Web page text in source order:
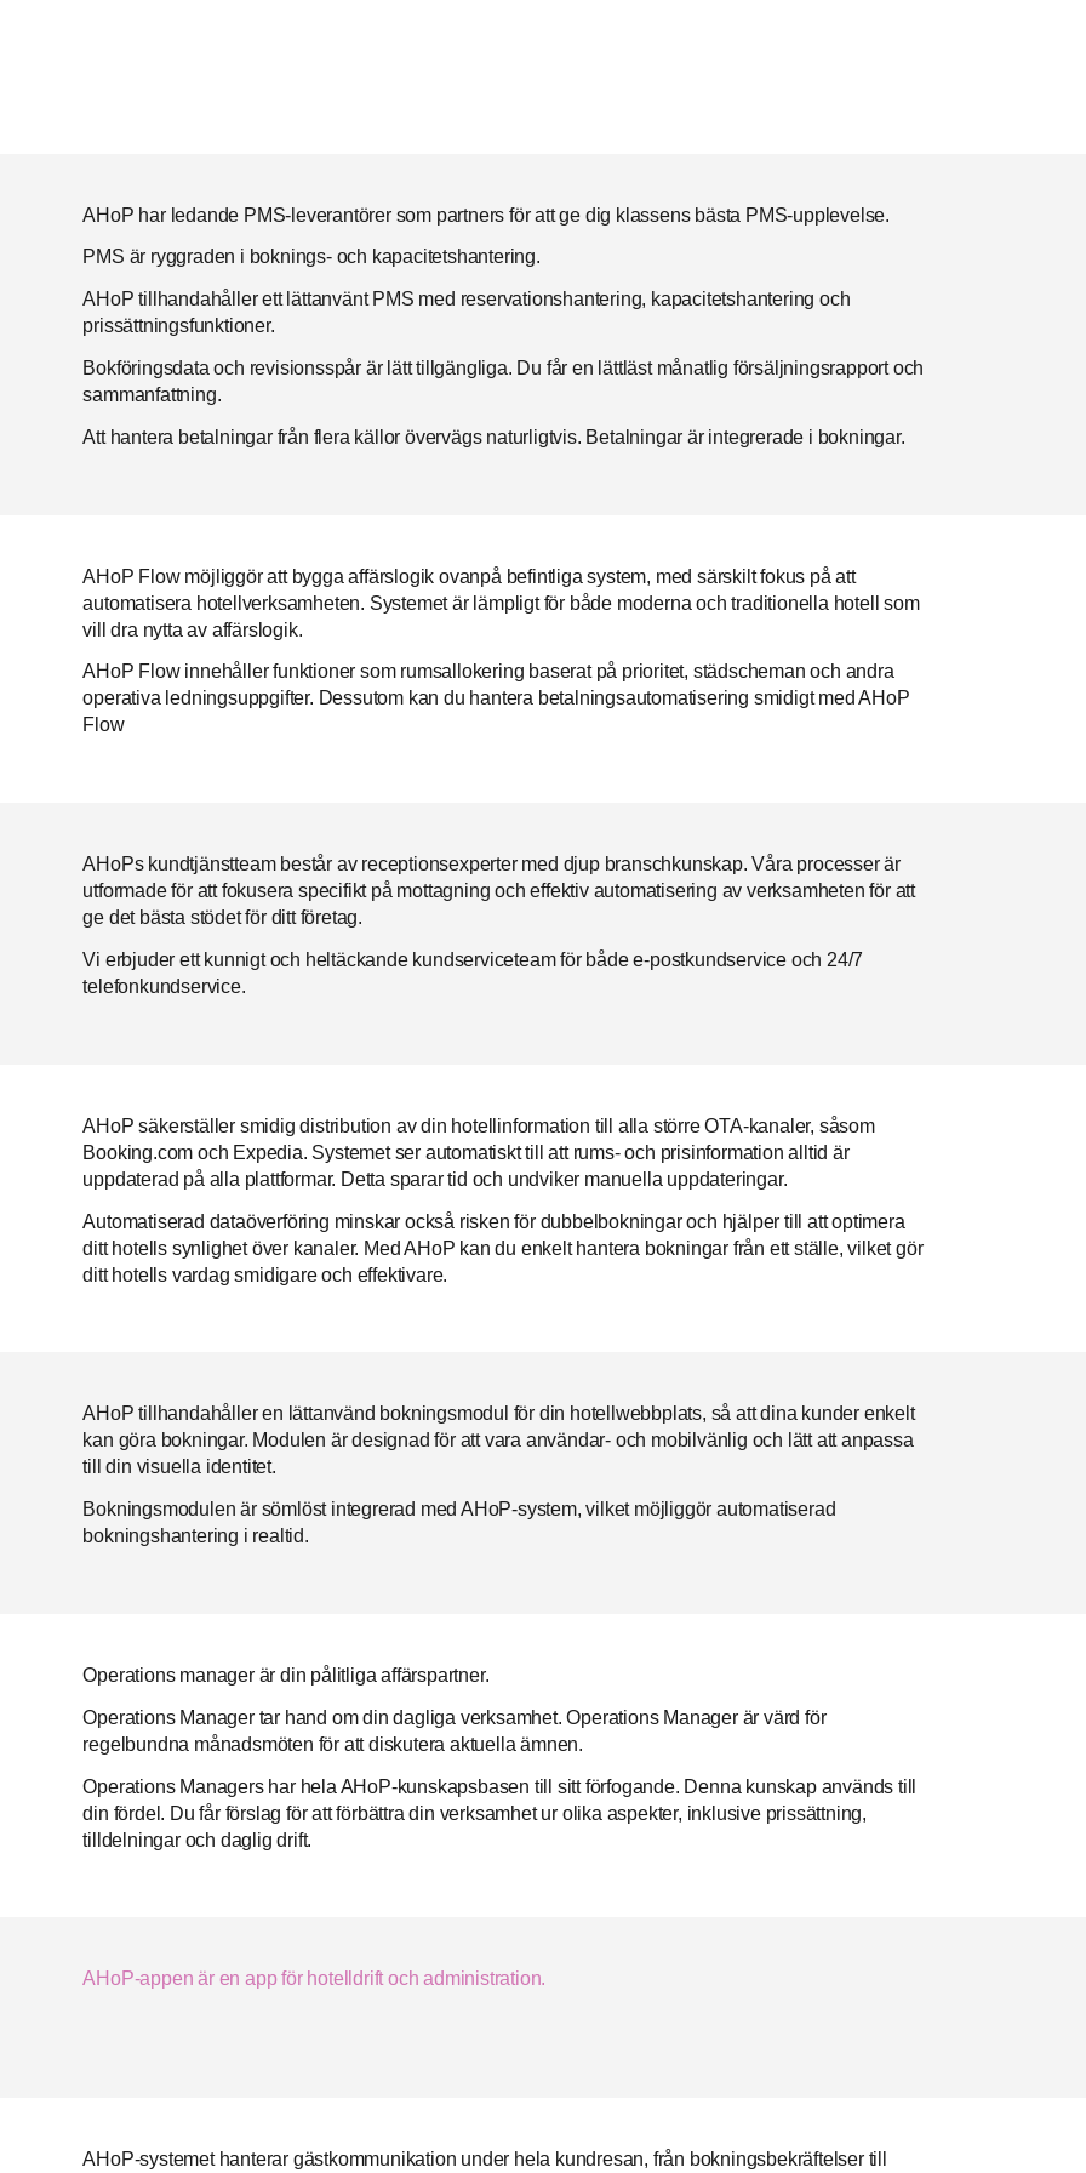
AHoP har ledande PMS-leverantörer som partners för att ge dig klassens bästa PMS-upplevelse.
PMS är ryggraden i boknings- och kapacitetshantering.
AHoP tillhandahåller ett lättanvänt PMS med reservationshantering, kapacitetshantering och
prissättningsfunktioner.
Bokföringsdata och revisionsspår är lätt tillgängliga. Du får en lättläst månatlig försäljningsrapport och
sammanfattning.
Att hantera betalningar från flera källor övervägs naturligtvis. Betalningar är integrerade i bokningar.
AHoP Flow möjliggör att bygga affärslogik ovanpå befintliga system, med särskilt fokus på att
automatisera hotellverksamheten. Systemet är lämpligt för både moderna och traditionella hotell som
vill dra nytta av affärslogik.
AHoP Flow innehåller funktioner som rumsallokering baserat på prioritet, städscheman och andra
operativa ledningsuppgifter. Dessutom kan du hantera betalningsautomatisering smidigt med AHoP
Flow
AHoPs kundtjänstteam består av receptionsexperter med djup branschkunskap. Våra processer är
utformade för att fokusera specifikt på mottagning och effektiv automatisering av verksamheten för att
ge det bästa stödet för ditt företag.
Vi erbjuder ett kunnigt och heltäckande kundserviceteam för både e-postkundservice och 24/7
telefonkundservice.
AHoP säkerställer smidig distribution av din hotellinformation till alla större OTA-kanaler, såsom
Booking.com och Expedia. Systemet ser automatiskt till att rums- och prisinformation alltid är
uppdaterad på alla plattformar. Detta sparar tid och undviker manuella uppdateringar.
Automatiserad dataöverföring minskar också risken för dubbelbokningar och hjälper till att optimera
ditt hotells synlighet över kanaler. Med AHoP kan du enkelt hantera bokningar från ett ställe, vilket gör
ditt hotells vardag smidigare och effektivare.
AHoP tillhandahåller en lättanvänd bokningsmodul för din hotellwebbplats, så att dina kunder enkelt
kan göra bokningar. Modulen är designad för att vara användar- och mobilvänlig och lätt att anpassa
till din visuella identitet.
Bokningsmodulen är sömlöst integrerad med AHoP-system, vilket möjliggör automatiserad
bokningshantering i realtid.
Operations manager är din pålitliga affärspartner.
Operations Manager tar hand om din dagliga verksamhet. Operations Manager är värd för
regelbundna månadsmöten för att diskutera aktuella ämnen.
Operations Managers har hela AHoP-kunskapsbasen till sitt förfogande. Denna kunskap används till
din fördel. Du får förslag för att förbättra din verksamhet ur olika aspekter, inklusive prissättning,
tilldelningar och daglig drift.
AHoP-appen är en app för hotelldrift och administration.
AHoP-systemet hanterar gästkommunikation under hela kundresan, från bokningsbekräftelser till